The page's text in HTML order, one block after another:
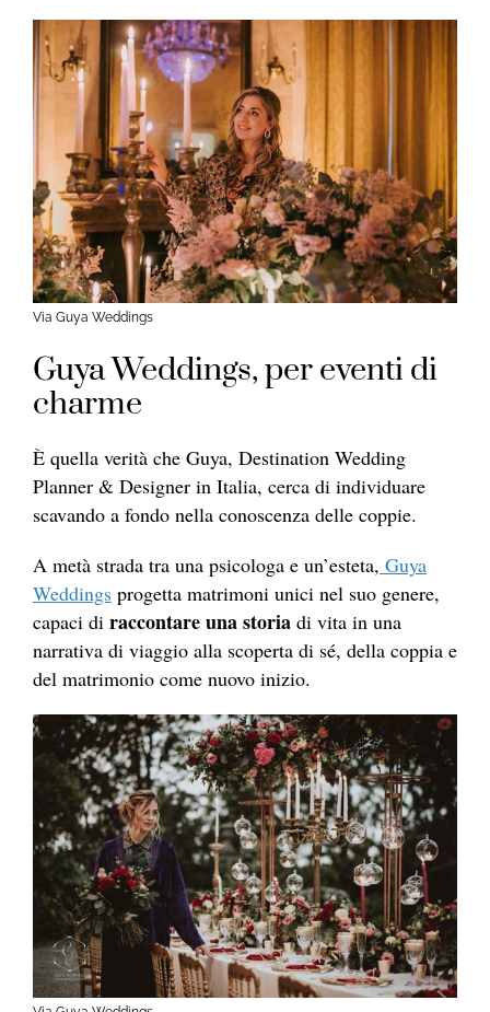
Via Guya Weddings
Guya Weddings, per eventi di
charme
È quella verità che Guya, Destination Wedding
Planner & Designer in Italia, cerca di individuare
scavando a fondo nella conoscenza delle coppie.
A metà strada tra una psicologa e un’esteta, Guya
Weddings progetta matrimoni unici nel suo genere,
capaci di raccontare una storia di vita in una
narrativa di viaggio alla scoperta di sé, della coppia e
del matrimonio come nuovo inizio.